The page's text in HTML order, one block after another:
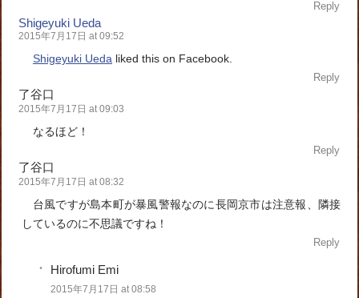
Reply
Shigeyuki Ueda
2015年7月17日 at 09:52
Shigeyuki Ueda liked this on Facebook.
Reply
了谷口
2015年7月17日 at 09:03
なるほど！
Reply
了谷口
2015年7月17日 at 08:32
台風ですが島本町が暴風警報なのに長岡京市は注意報、隣接
しているのに不思議ですね！
Reply
Hirofumi Emi
2015年7月17日 at 08:58